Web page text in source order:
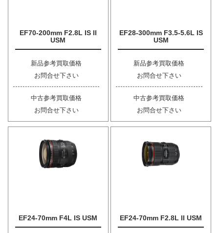
EF70-200mm F2.8L IS II
USM
新品参考買取価格
お問合せ下さい
中古参考買取価格
お問合せ下さい
EF28-300mm F3.5-5.6L IS
USM
新品参考買取価格
お問合せ下さい
中古参考買取価格
お問合せ下さい
EF24-70mm F4L IS USM EF24-70mm F2.8L II USM